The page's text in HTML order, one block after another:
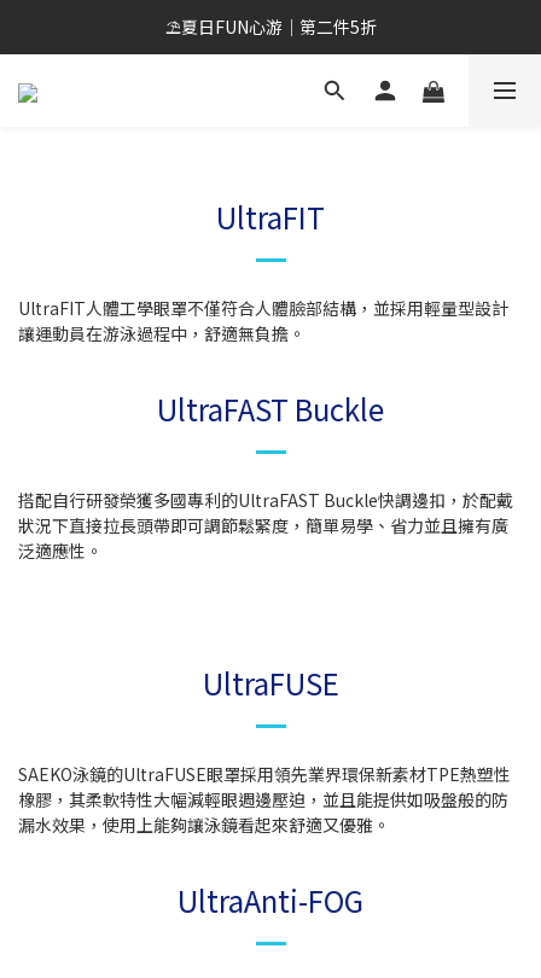
會員招募中😎 滿500元免運 新會員現領折扣券
⛱️夏日FUN心游｜第二件5折
會員招募中😎 滿500元免運 新會員現領折扣券
UltraFIT
UltraFIT人體工學眼罩不僅符合人體臉部結構，並採用輕量型設計
讓運動員在游泳過程中，舒適無負擔。
UltraFAST Buckle
搭配自行研發榮獲多國專利的UltraFAST Buckle快調邊扣，於配戴
狀況下直接拉長頭帶即可調節鬆緊度，簡單易學、省力並且擁有廣
泛適應性。
UltraFUSE
SAEKO泳鏡的UltraFUSE眼罩採用領先業界環保新素材TPE熱塑性
橡膠，其柔軟特性大幅減輕眼週邊壓迫，並且能提供如吸盤般的防
漏水效果，使用上能夠讓泳鏡看起來舒適又優雅。
UltraAnti-FOG